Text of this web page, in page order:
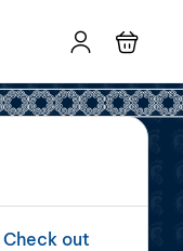
Check out